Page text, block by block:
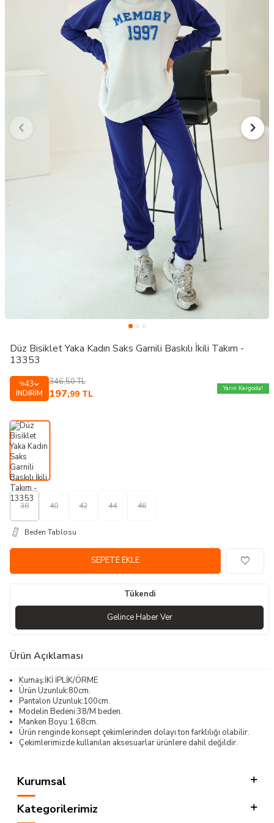
Düz Bisiklet Yaka Kadın Saks Garnili Baskılı İkili Takım -
13353
%43
İNDIRIM
346,50TL
197,99 TL
Yarın Kargoda!
38 40 42 44 46
Beden Tablosu
SEPETE EKLE
Tükendi
Gelince Haber Ver
Ürün Açıklaması
Kumaş:İKİ İPLİK/ÖRME
Ürün Uzunluk:80cm.
Pantalon Uzunluk:100cm.
Modelin Bedeni:38/M beden.
Manken Boyu:1.68cm.
Ürün renginde konsept çekimlerinden dolayı ton farklılığı olabilir.
Çekimlerimizde kullanılan aksesuarlar ürünlere dahil değildir.
Kurumsal
Kategorilerimiz